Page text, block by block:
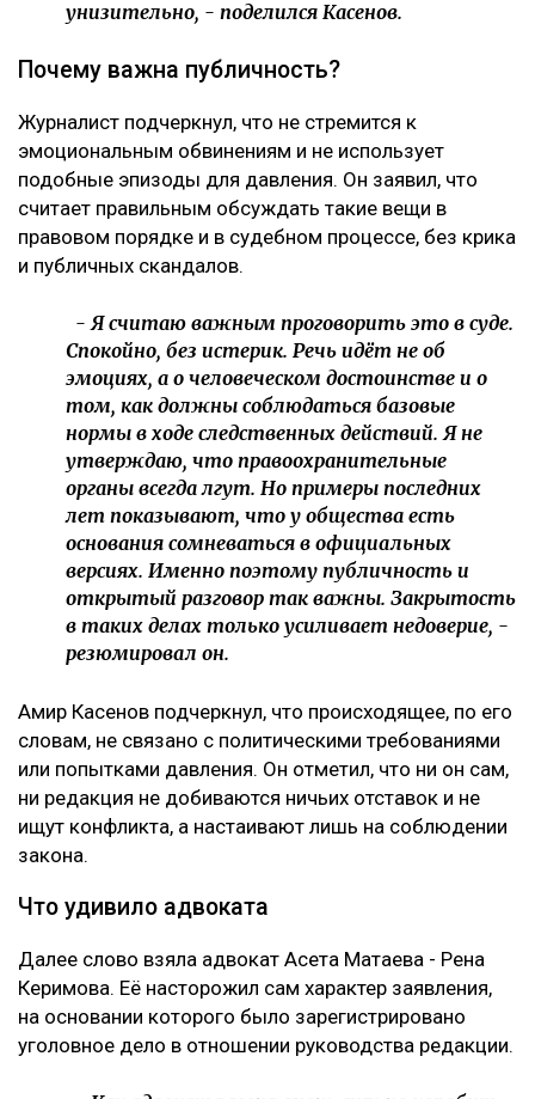
унизительно, - поделился Касенов.
Почему важна публичность?
Журналист подчеркнул, что не стремится к
эмоциональным обвинениям и не использует
подобные эпизоды для давления. Он заявил, что
считает правильным обсуждать такие вещи в
правовом порядке и в судебном процессе, без крика
и публичных скандалов.
- Я считаю важным проговорить это в суде.
Спокойно, без истерик. Речь идёт не об
эмоциях, а о человеческом достоинстве и о
том, как должны соблюдаться базовые
нормы в ходе следственных действий. Я не
утверждаю, что правоохранительные
органы всегда лгут. Но примеры последних
лет показывают, что у общества есть
основания сомневаться в официальных
версиях. Именно поэтому публичность и
открытый разговор так важны. Закрытость
в таких делах только усиливает недоверие, -
резюмировал он.
Амир Касенов подчеркнул, что происходящее, по его
словам, не связано с политическими требованиями
или попытками давления. Он отметил, что ни он сам,
ни редакция не добиваются ничьих отставок и не
ищут конфликта, а настаивают лишь на соблюдении
закона.
Что удивило адвоката
Далее слово взяла адвокат Асета Матаева - Рена
Керимова. Её насторожил сам характер заявления,
на основании которого было зарегистрировано
уголовное дело в отношении руководства редакции.